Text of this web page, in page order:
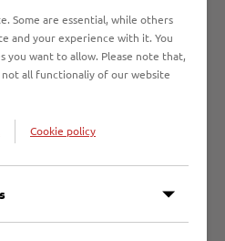
Dauerfrost führt dazu,
schlecht geräumte Gehwege zu
werden. Die
Lübeck (EBL)
und Beschwerden aus
geräumte und spiegelglatte
Some are essential, while others
and your experience with it. You
you want to allow. Please note that,
all functionaliy of our website
Cookie policy